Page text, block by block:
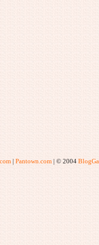
| Pantown.com | © 2004